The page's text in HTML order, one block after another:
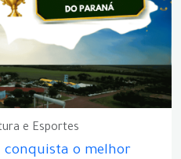
e Esportes
conquista o melhor